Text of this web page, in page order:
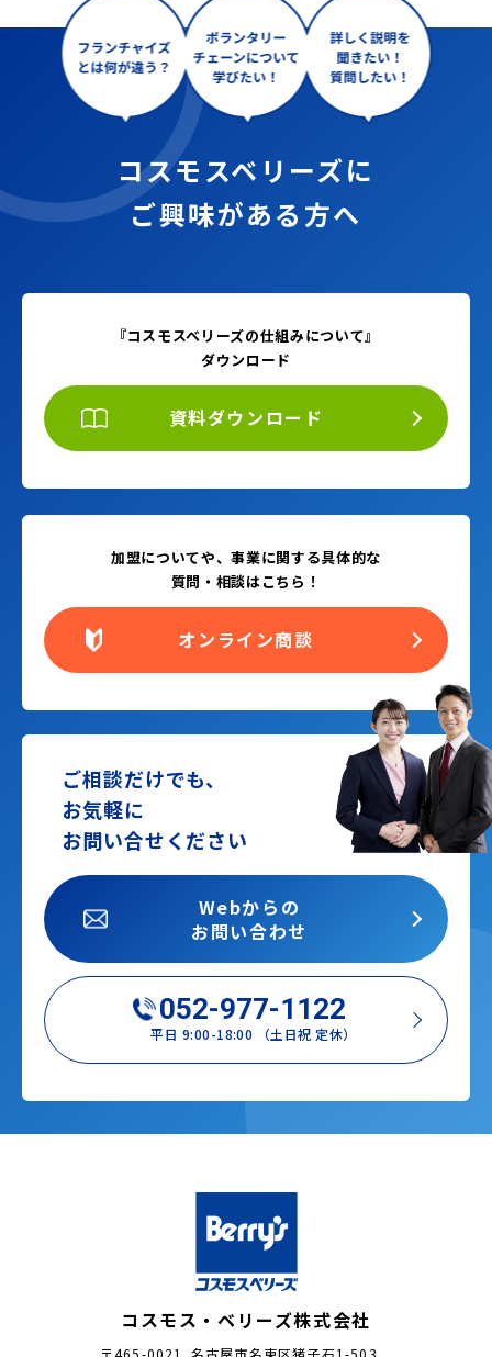
コスモスベリーズに
ご興味がある方へ
『コスモスベリーズの仕組みについて』
ダウンロード
資料ダウンロード
加盟についてや、事業に関する具体的な
質問・相談はこちら！
オンライン商談
ご相談だけでも、
お気軽に
お問い合せください
052-977-1122
平日 9:00-18:00 （土日祝 定休）
Webからの
お問い合わせ
コスモス・ベリーズ株式会社
〒465-0021 名古屋市名東区猪子石1-503